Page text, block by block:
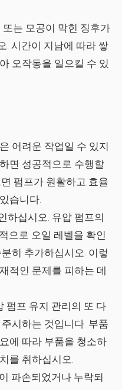
는 모공이 막힌 징후가
. 시간이 지남에 따라 쌓
오작동을 일으킬 수 있
어려운 작업일 수 있지
면 성공적으로 수행할
펌프가 원활하고 효율
습니다.
하십시오. 유압 펌프의
으로 오일 레벨을 확인
히 추가하십시오. 이렇
적인 문제를 피하는 데
펌프 유지 관리의 또 다
시하는 것입니다. 부품
에 따라 부품을 청소하
를 취하십시오.
파손되었거나 누락되